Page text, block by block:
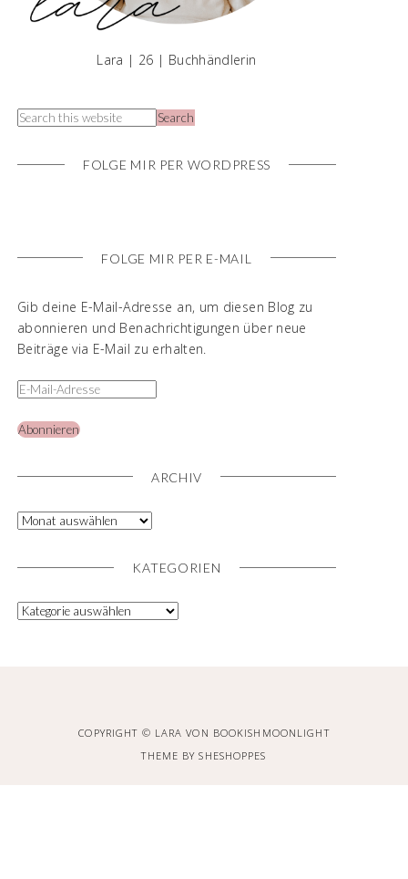
Lara | 26 | Buchhändlerin
FOLGE MIR PER WORDPRESS
FOLGE MIR PER E-MAIL
Gib deine E-Mail-Adresse an, um diesen Blog zu
abonnieren und Benachrichtigungen über neue
Beiträge via E-Mail zu erhalten.
Abonnieren
ARCHIV
KATEGORIEN
COPYRIGHT © LARA VON BOOKISHMOONLIGHT
THEME BYSHESHOPPES